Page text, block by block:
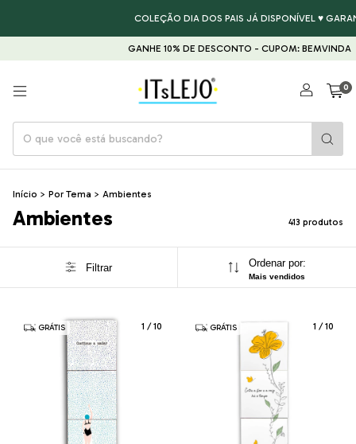
COLEÇÃO DIA DOS PAIS JÁ DISPONÍVEL ♥ GARANTA
GANHE 10% DE DESCONTO - CUPOM: BEMVINDA
0
Início > Por Tema > Ambientes
Ambientes 413 produtos
Filtrar Ordenar por:
Mais vendidos
1 /10
GRÁTIS 1 /10
GRÁTIS